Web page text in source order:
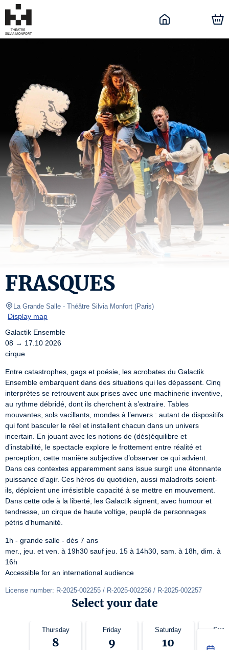
FRASQUES
La Grande Salle - Théâtre Silvia Monfort (Paris)
Display map
Galactik Ensemble
08 → 17.10 2026
cirque
Entre catastrophes, gags et poésie, les acrobates du Galactik
Ensemble embarquent dans des situations qui les dépassent. Cinq
interprètes se retrouvent aux prises avec une machinerie inventive,
au rythme débridé, dont ils cherchent à s’extraire. Tables
mouvantes, sols vacillants, mondes à l’envers : autant de dispositifs
qui font basculer le réel et installent chacun dans un univers
incertain. En jouant avec les notions de (dés)équilibre et
d’instabilité, le spectacle explore le frottement entre réalité et
perception, cette manière subjective d’observer ce qui advient.
Dans ces contextes apparemment sans issue surgit une étonnante
puissance d’agir. Ces héros du quotidien, aussi maladroits soient-
ils, déploient une irrésistible capacité à se mettre en mouvement.
Dans cette ode à la liberté, les Galactik signent, avec humour et
tendresse, un cirque de haute voltige, peuplé de personnages
pétris d’humanité.
1h - grande salle - dès 7 ans
mer., jeu. et ven. à 19h30 sauf jeu. 15 à 14h30, sam. à 18h, dim. à
16h
Accessible for an international audience
License number: R-2025-002255 / R-2025-002256 / R-2025-002257
Select your date
Thursday
8
Friday
9
Saturday
10